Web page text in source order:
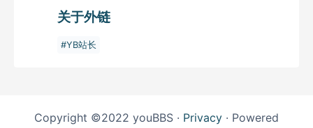
关于外链
YB站长
Copyright ©2022 youBBS · Privacy · Powered